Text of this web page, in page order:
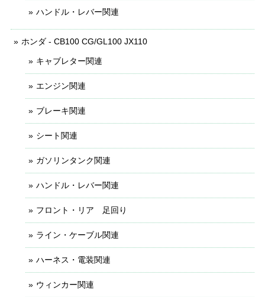
ハンドル・レバー関連
ホンダ - CB100 CG/GL100 JX110
キャブレター関連
エンジン関連
ブレーキ関連
シート関連
ガソリンタンク関連
ハンドル・レバー関連
フロント・リア 足回り
ライン・ケーブル関連
ハーネス・電装関連
ウィンカー関連